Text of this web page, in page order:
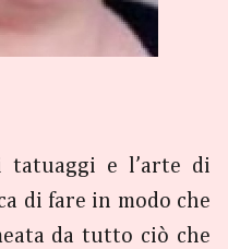
tatuaggi e l’arte di
di fare in modo che
da tutto ciò che